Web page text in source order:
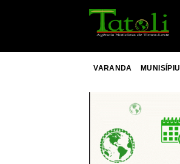
VARANDA MUNISÍPIU